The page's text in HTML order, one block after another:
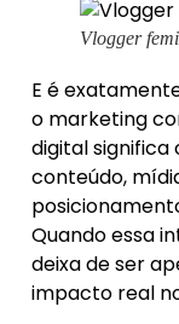
Vlogger
E é
o marketing
digital
conteúdo,
Quando essa
deixa de ser
impacto real